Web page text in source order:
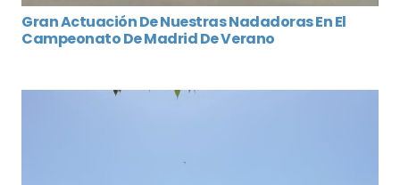
Gran Actuación De Nuestras Nadadoras En El
Campeonato De Madrid De Verano